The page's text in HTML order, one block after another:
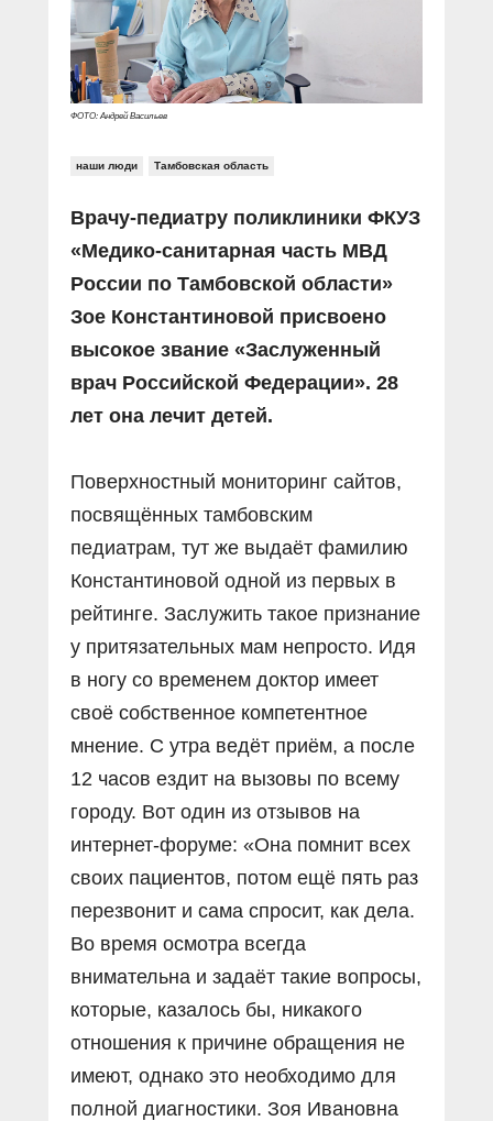
Социальные ролики
Документальные фильмы
Прямой разговор
В знании сила
Специальный репортаж
КиберПОСТОВОЙ
Газета «Щит и меч»
Журнал «Полиция России»
О ПОРТАЛЕ
Контакты
ФОТО: Андрей Васильев
наши люди Тамбовская область
Врачу-педиатру поликлиники ФКУЗ
«Медико-санитарная часть МВД
России по Тамбовской области»
Зое Константиновой присвоено
высокое звание «Заслуженный
врач Российской Федерации». 28
лет она лечит детей.
Поверхностный мониторинг сайтов,
посвящённых тамбовским
педиатрам, тут же выдаёт фамилию
Константиновой одной из первых в
рейтинге. Заслужить такое признание
у притязательных мам непросто. Идя
в ногу со временем доктор имеет
своё собственное компетентное
мнение. С утра ведёт приём, а после
12 часов ездит на вызовы по всему
городу. Вот один из отзывов на
интернет-форуме: «Она помнит всех
своих пациентов, потом ещё пять раз
перезвонит и сама спросит, как дела.
Во время осмотра всегда
внимательна и задаёт такие вопросы,
которые, казалось бы, никакого
отношения к причине обращения не
имеют, однако это необходимо для
полной диагностики. Зоя Ивановна